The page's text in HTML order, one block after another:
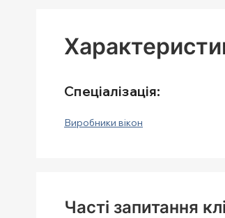
Спеціалізація:
Виробники вікон
Часті запитання